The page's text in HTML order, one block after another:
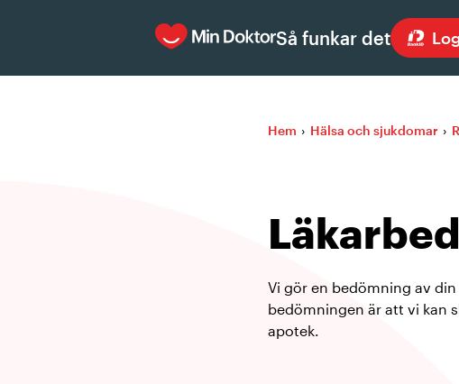
Så funkar det
Hem › Hälsa och sjukdomar ›
Vi gör en bedömning av
bedömningen är att vi kan
apotek.